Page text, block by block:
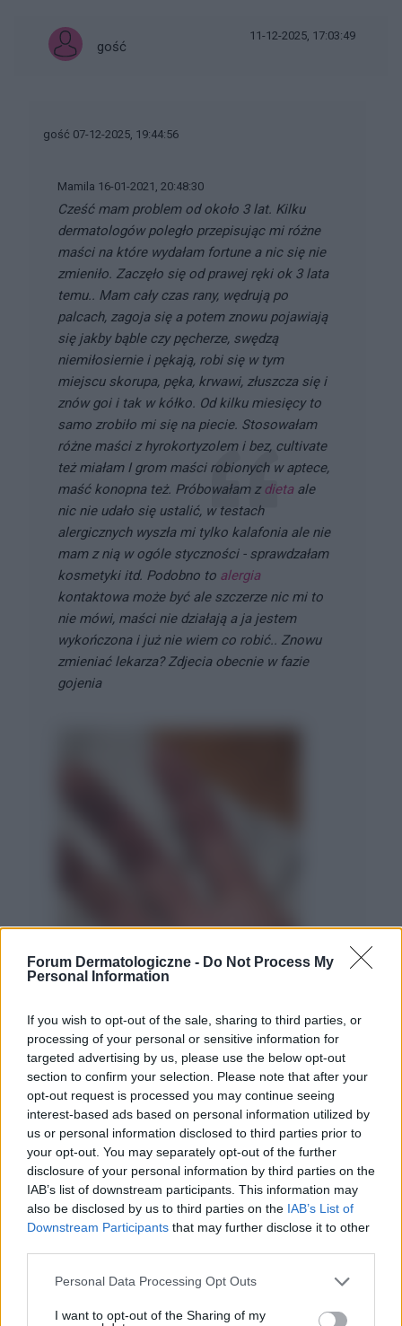
Forum Dermatologiczne - Do Not Process My
Personal Information
If you wish to opt-out of the sale, sharing to third parties, or
processing of your personal or sensitive information for
targeted advertising by us, please use the below opt-out
section to confirm your selection. Please note that after your
opt-out request is processed you may continue seeing
interest-based ads based on personal information utilized by
us or personal information disclosed to third parties prior to
your opt-out. You may separately opt-out of the further
disclosure of your personal information by third parties on the
IAB’s list of downstream participants. This information may
also be disclosed by us to third parties on the IAB’s List of
Downstream Participants that may further disclose it to other
Personal Data Processing Opt Outs
I want to opt-out of the Sharing of my
gość
11-12-2025, 17:03:49
gość 07-12-2025, 19:44:56
Mamila 16-01-2021, 20:48:30
Cześć mam problem od około 3 lat. Kilku
dermatologów poległo przepisując mi różne
maści na które wydałam fortune a nic się nie
zmieniło. Zaczęło się od prawej ręki ok 3 lata
temu.. Mam cały czas rany, wędrują po
palcach, zagoja się a potem znowu pojawiają
się jakby bąble czy pęcherze, swędzą
niemiłosiernie i pękają, robi się w tym
miejscu skorupa, pęka, krwawi, złuszcza się i
znów goi i tak w kółko. Od kilku miesięcy to
samo zrobiło mi się na piecie. Stosowałam
różne maści z hyrokortyzolem i bez, cultivate
też miałam I grom maści robionych w aptece,
maść konopna też. Próbowałam zdietaale
nic nie udało się ustalić, w testach
alergicznych wyszła mi tylko kalafonia ale nie
mam z nią w ogóle styczności - sprawdzałam
kosmetyki itd. Podobno to alergia
kontaktowa może być ale szczerze nic mi to
nie mówi, maści nie działają a ja jestem
wykończona i już nie wiem co robić.. Znowu
zmieniać lekarza? Zdjecia obecnie w fazie
gojenia